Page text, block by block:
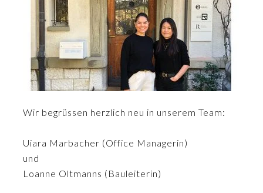
Wir begrüssen herzlich neu in unserem Team:
Uiara Marbacher (Office Managerin)
und
Loanne Oltmanns (Bauleiterin)